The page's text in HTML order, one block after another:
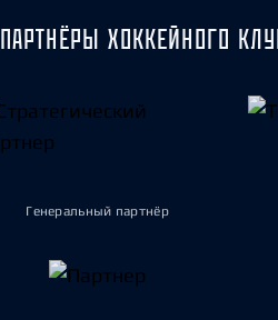
ПАРТНЁРЫ ХОККЕЙНОГО
Генеральный партнёр